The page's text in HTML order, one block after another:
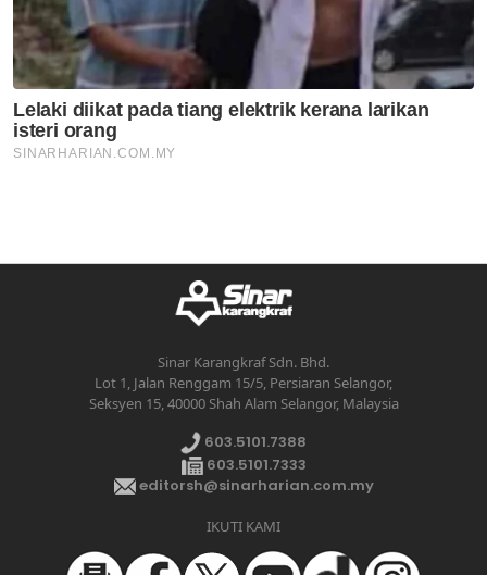
Sinar Karangkraf Sdn. Bhd.
Lot 1, Jalan Renggam 15/5, Persiaran Selangor,
Seksyen 15, 40000 Shah Alam Selangor, Malaysia
603.5101.7388
603.5101.7333
editorsh@sinarharian.com.my
IKUTI KAMI